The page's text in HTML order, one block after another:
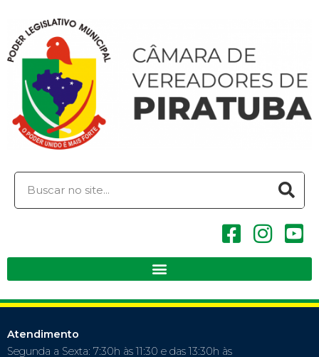
Atendimento
Segunda a Sexta: 7:30h às 11:30 e das 13:30h às